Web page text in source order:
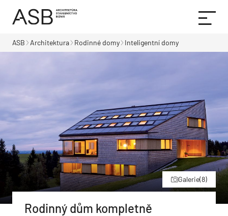
ASB Architektura Rodinné domy Inteligentní domy
Galerie(8)
Rodinný dům kompletně